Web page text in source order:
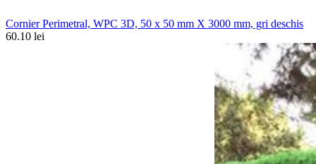
Cornier Perimetral, WPC 3D, 50 x 50 mm X 3000 mm, gri deschis
60.10 lei